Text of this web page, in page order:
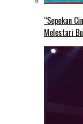
“Sepekan
Melestari